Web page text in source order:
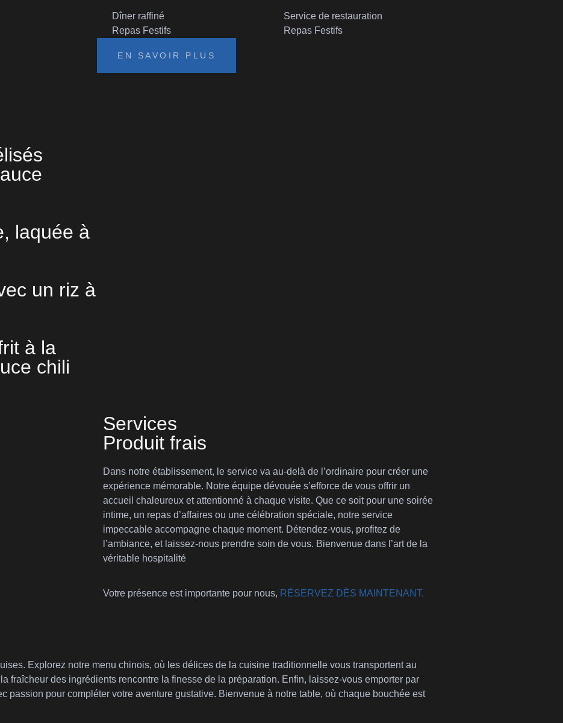
Dîner raffiné
Repas Festifs
Service de restauration
Repas Festifs
EN SAVOIR PLUS
laquée à
un riz à
à la
chili
Services
Produit frais
Dans notre établissement, le service va au-delà de l’ordinaire pour créer une
expérience mémorable. Notre équipe dévouée s’efforce de vous offrir un
accueil chaleureux et attentionné à chaque visite. Que ce soit pour une soirée
intime, un repas d’affaires ou une célébration spéciale, notre service
impeccable accompagne chaque moment. Détendez-vous, profitez de
l’ambiance, et laissez-nous prendre soin de vous. Bienvenue dans l’art de la
véritable hospitalité
Votre présence est importante pour nous, RÉSERVEZ DÈS MAINTENANT.
Explorez notre menu chinois, où les délices de la cuisine traditionnelle vous transportent au
fraîcheur des ingrédients rencontre la finesse de la préparation. Enfin, laissez-vous emporter par
passion pour compléter votre aventure gustative. Bienvenue à notre table, où chaque bouchée est